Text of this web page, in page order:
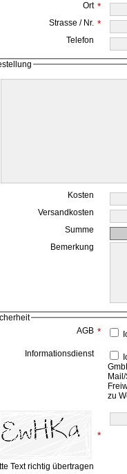
Ort *
Strasse / Nr. *
Telefon
Kosten
Versandkosten
Summe
Bemerkung
AGB *
Informationsdienst
zu
Text richtig übertragen
*